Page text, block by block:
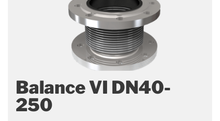
Balance VI DN40-
250